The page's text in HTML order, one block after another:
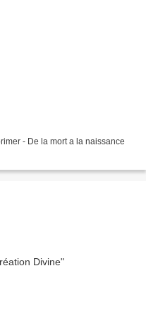
- De la mort a la naissance